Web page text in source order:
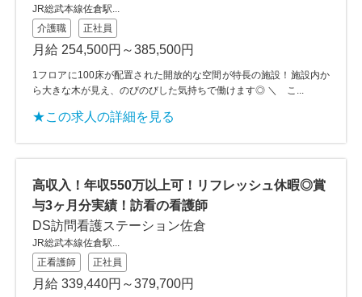
JR総武本線佐倉駅...
介護職
正社員
月給 254,500円～385,500円
1フロアに100床が配置された開放的な空間が特長の施設！施設内か
ら大きな木が見え、のびのびした気持ちで働けます◎ ＼ こ...
★この求人の詳細を見る
高収入！年収550万以上可！リフレッシュ休暇◎賞
与3ヶ月分実績！訪看の看護師
DS訪問看護ステーション佐倉
JR総武本線佐倉駅...
正看護師
正社員
月給 339,440円～379,700円